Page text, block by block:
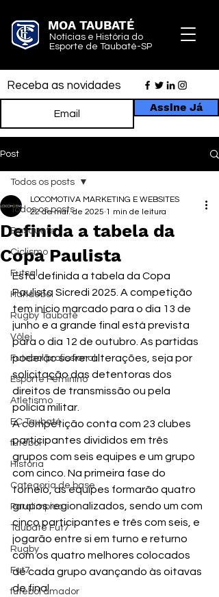
MOA TAUBATÉ
Notícias e História do
Esporte de Taubaté-SP
Receba as novidades
Assine Já
Post
Todos os posts
Basquete
Ciclismo
Futsal
Handebol
Rugby Taubaté
Vôlei
Futebol profissional
Esporte Feminino
Atletismo
EC Taubaté
futebol
História
Categoria de base
Paralímpico
Taubaté Fut7
Rugby
Fut7
futebol amador
Todos os posts
Definida a tabela da
Copa Paulista
LOCOMOTIVA MARKETING E WEBSITES
22 de mai. de 2025 1 min de leitura
Está definida a tabela da Copa
Paulista Sicredi 2025. A competição
tem início marcado para o dia 13 de
junho e a grande final está prevista
para o dia 12 de outubro. As partidas
poderão sofrer alterações, seja por
solicitação das detentoras dos
direitos de transmissão ou pela
polícia militar.
A competição conta com 23 clubes
participantes divididos em três
grupos com seis equipes e um grupo
com cinco. Na primeira fase do
torneio, as equipes formarão quatro
grupos regionalizados, sendo um com
cinco participantes e três com seis, e
jogarão entre si em turno e returno
com os quatro melhores colocados
de cada grupo avançando às oitavas
de final.